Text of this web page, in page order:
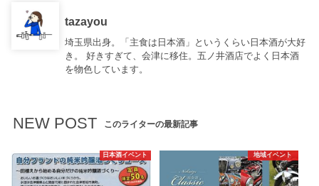
tazayou
埼玉県出身。「主食は日本酒」というくらい日本酒が大好
き。 好きすぎて、会津に移住。五ノ井酒店でよく日本酒
を物色しています。
NEW POST このライターの最新記事
日本酒イベント 地域イベント